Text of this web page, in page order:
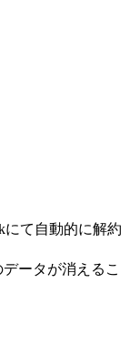
にて自動的に解約
ータが消えるこ